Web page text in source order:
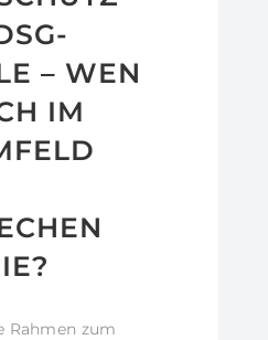
– WEN
IM
Rahmen zum